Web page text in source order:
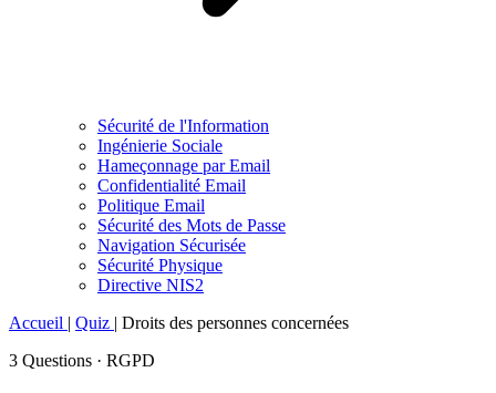
Sécurité de l'Information
Ingénierie Sociale
Hameçonnage par Email
Confidentialité Email
Politique Email
Sécurité des Mots de Passe
Navigation Sécurisée
Sécurité Physique
Directive NIS2
Accueil | Quiz | Droits des personnes concernées
3 Questions · RGPD